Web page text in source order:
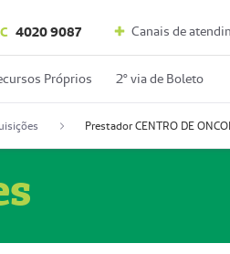
4020 9087 Canais de
Próprios 2º via de Boleto
Prestador CENTRO DE